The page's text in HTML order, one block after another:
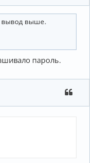
вывод выше.
пароль.